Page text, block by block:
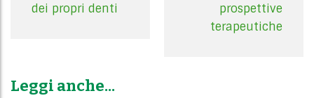
i
dei propri denti
prospettive
terapeutiche
Leggi anche...